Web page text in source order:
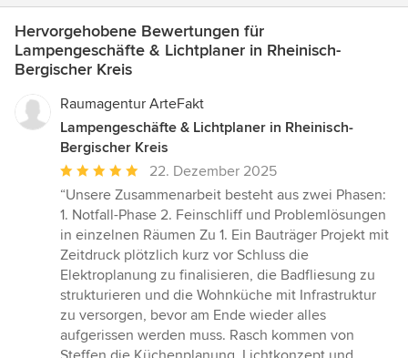
Hervorgehobene Bewertungen für
Lampengeschäfte & Lichtplaner in Rheinisch-
Bergischer Kreis
Raumagentur ArteFakt
Lampengeschäfte & Lichtplaner in Rheinisch-
Bergischer Kreis
Durchschnittliche
Bewertung:
5
von
5
Sternen
22. Dezember 2025
“Unsere Zusammenarbeit besteht aus zwei Phasen:
1. Notfall-Phase 2. Feinschliff und Problemlösungen
in einzelnen Räumen Zu 1. Ein Bauträger Projekt mit
Zeitdruck plötzlich kurz vor Schluss die
Elektroplanung zu finalisieren, die Badfliesung zu
strukturieren und die Wohnküche mit Infrastruktur
zu versorgen, bevor am Ende wieder alles
aufgerissen werden muss. Rasch kommen von